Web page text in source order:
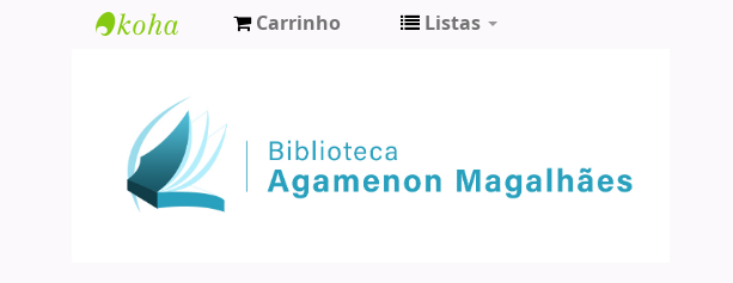
Agamenon
Magalhães
Carrinho Listas